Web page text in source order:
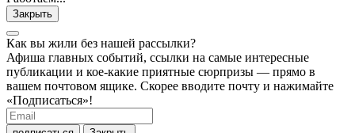
Закрыть
Как вы жили без нашей рассылки?
Афиша главных событий, ссылки на самые интересные
публикации и кое-какие приятные сюрпризы — прямо в
вашем почтовом ящике. Скорее вводите почту и нажимайте
«Подписаться»!